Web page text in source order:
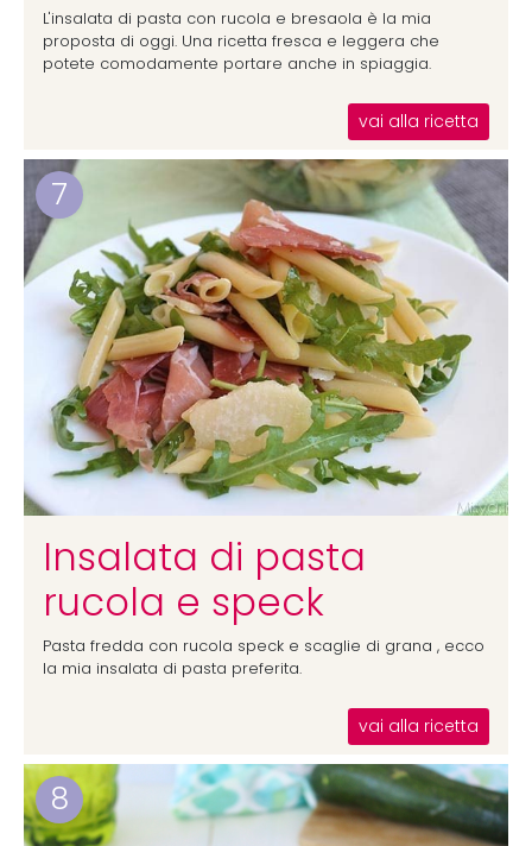
L'insalata di pasta con rucola e bresaola è la mia
proposta di oggi. Una ricetta fresca e leggera che
potete comodamente portare anche in spiaggia.
vai alla ricetta
7
Insalata di pasta
rucola e speck
Pasta fredda con rucola speck e scaglie di grana , ecco
la mia insalata di pasta preferita.
vai alla ricetta
8